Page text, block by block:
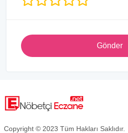
Gönder
Copyright © 2023 Tüm Hakları Saklıdır.